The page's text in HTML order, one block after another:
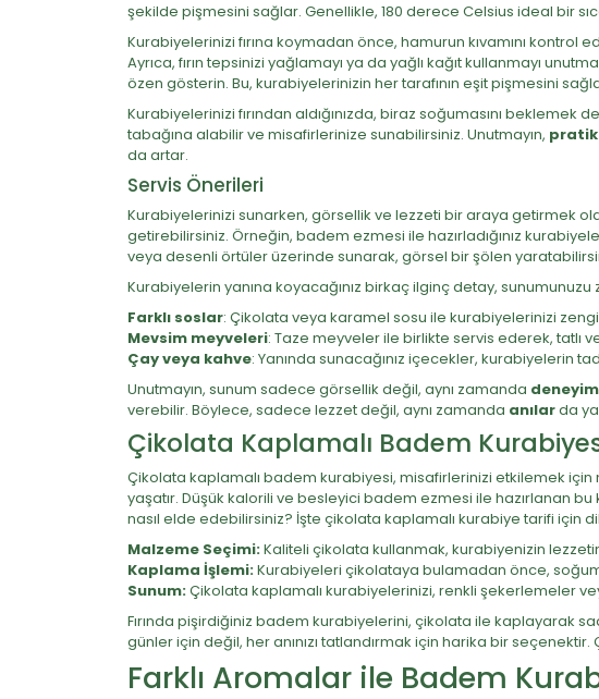
şekilde pişmesini sağlar. Genellikle, 180 derece Celsius ideal bir
Kurabiyelerinizi fırına koymadan önce, hamurun kıvamını
Ayrıca, fırın tepsinizi yağlamayı ya da yağlı kağıt kullanmayı
özen gösterin. Bu, kurabiyelerinizin her tarafının eşit pişmesini
Kurabiyelerinizi fırından aldığınızda, biraz soğumasını
tabağına alabilir ve misafirlerinize sunabilirsiniz. Unutmayın,
da artar.
Servis Önerileri
Kurabiyelerinizi sunarken, görsellik ve lezzeti bir araya getirmek
getirebilirsiniz. Örneğin, badem ezmesi ile hazırladığınız
veya desenli örtüler üzerinde sunarak, görsel bir şölen
Kurabiyelerin yanına koyacağınız birkaç ilginç detay,
Farklı soslar: Çikolata veya karamel sosu ile kurabiyelerinizi
Mevsim meyveleri: Taze meyveler ile birlikte servis ederek, tatlı
Çay veya kahve: Yanında sunacağınız içecekler, kurabiyelerin
Unutmayın, sunum sadece görsellik değil, aynı zamanda
verebilir. Böylece, sadece lezzet değil, aynı zamanda anılarda
Çikolata Kaplamalı Badem
Çikolata kaplamalı badem kurabiyesi, misafirlerinizi etkilemek
yaşatır. Düşük kalorili ve besleyici badem ezmesi ile hazırlanan
nasıl elde edebilirsiniz? İşte çikolata kaplamalı kurabiye tarifi için
Malzeme Seçimi:Kaliteli çikolata kullanmak, kurabiyenizin
Kaplama İşlemi:Kurabiyeleri çikolataya bulamadan önce,
Sunum:Çikolata kaplamalı kurabiyelerinizi, renkli şekerlemeler
Fırında pişirdiğiniz badem kurabiyelerini, çikolata ile kaplayarak
günler için değil, her anınızı tatlandırmak için harika bir
Farklı Aromalar ile Badem